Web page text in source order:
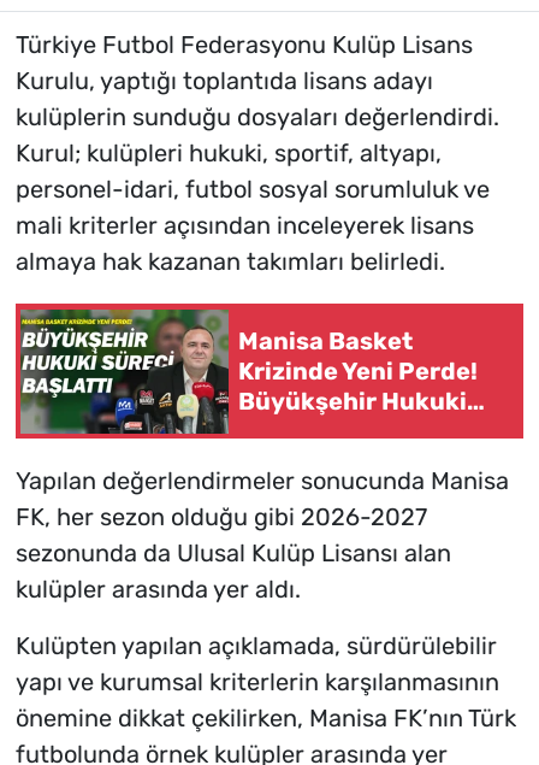
Türkiye Futbol Federasyonu Kulüp Lisans
Kurulu, yaptığı toplantıda lisans adayı
kulüplerin sunduğu dosyaları değerlendirdi.
Kurul; kulüpleri hukuki, sportif, altyapı,
personel-idari, futbol sosyal sorumluluk ve
mali kriterler açısından inceleyerek lisans
almaya hak kazanan takımları belirledi.
Manisa Basket
Krizinde Yeni Perde!
Büyükşehir Hukuki
Süreci Başlattı
Yapılan değerlendirmeler sonucunda Manisa
FK, her sezon olduğu gibi 2026-2027
sezonunda da Ulusal Kulüp Lisansı alan
kulüpler arasında yer aldı.
Kulüpten yapılan açıklamada, sürdürülebilir
yapı ve kurumsal kriterlerin karşılanmasının
önemine dikkat çekilirken, Manisa FK’nın Türk
futbolunda örnek kulüpler arasında yer